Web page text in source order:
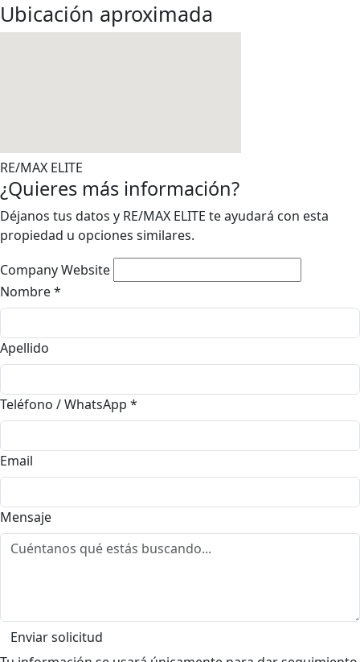
Ubicación aproximada
RE/MAX ELITE
¿Quieres más información?
Déjanos tus datos y RE/MAX ELITE te ayudará con esta
propiedad u opciones similares.
Company Website
Nombre*
Apellido
Teléfono / WhatsApp *
Email
Mensaje
Enviar solicitud